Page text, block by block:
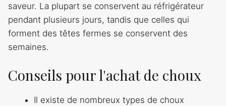
saveur. La plupart se conservent au réfrigérateur
pendant plusieurs jours, tandis que celles qui
forment des têtes fermes se conservent des
semaines.
Conseils pour l'achat de choux
Il existe de nombreux types de choux